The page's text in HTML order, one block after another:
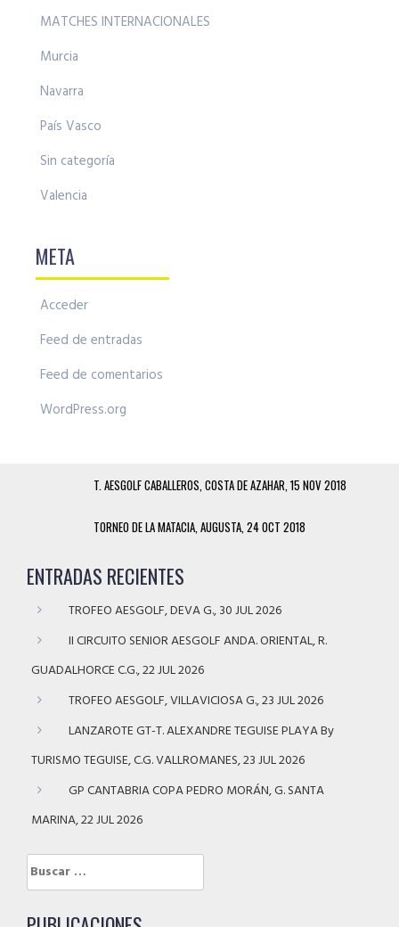
MATCHES INTERNACIONALES
Murcia
Navarra
País Vasco
Sin categoría
Valencia
META
Acceder
Feed de entradas
Feed de comentarios
WordPress.org
T. AESGOLF CABALLEROS, COSTA DE AZAHAR, 15 NOV 2018
TORNEO DE LA MATACIA, AUGUSTA, 24 OCT 2018
ENTRADAS RECIENTES
TROFEO AESGOLF, DEVA G., 30 JUL 2026
II CIRCUITO SENIOR AESGOLF ANDA. ORIENTAL, R.
GUADALHORCE C.G., 22 JUL 2026
TROFEO AESGOLF, VILLAVICIOSA G., 23 JUL 2026
LANZAROTE GT-T. ALEXANDRE TEGUISE PLAYA By
TURISMO TEGUISE, C.G. VALLROMANES, 23 JUL 2026
GP CANTABRIA COPA PEDRO MORÁN, G. SANTA
MARINA, 22 JUL 2026
Buscar: